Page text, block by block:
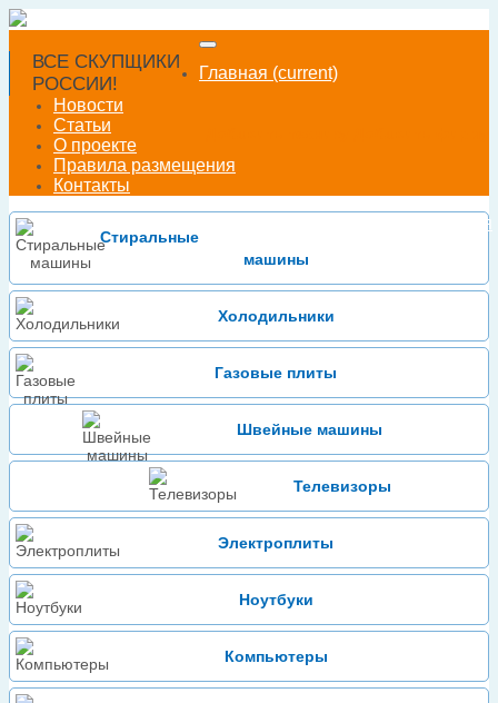
ВСЕ СКУПЩИКИ
РОССИИ!
Главная (current)
Новости
Статьи
О проекте
Правила размещения
Контакты
Зарегистрироваться
Стиральные
машины
Холодильники
Газовые плиты
Швейные машины
Телевизоры
Электроплиты
Ноутбуки
Компьютеры